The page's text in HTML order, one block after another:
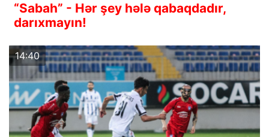
“Sabah” - Hər şey hələ qabaqdadır,
darıxmayın!
14:40